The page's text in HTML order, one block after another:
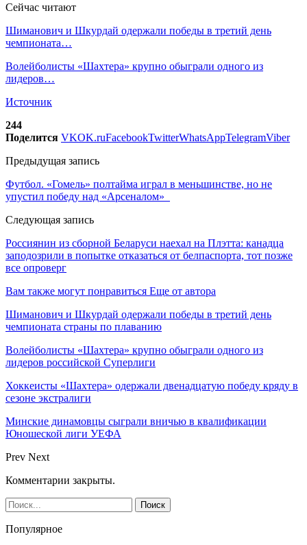
Сейчас читают
Шиманович и Шкурдай одержали победы в третий день
чемпионата…
Волейболисты «Шахтера» крупно обыграли одного из
лидеров…
Источник
244
Поделится VKOK.ruFacebookTwitterWhatsAppTelegramViber
Предыдущая запись
Футбол. «Гомель» полтайма играл в меньшинстве, но не
упустил победу над «Арсеналом»
Следующая запись
Россиянин из сборной Беларуси наехал на Плэтта: канадца
заподозрили в попытке отказаться от белпаспорта, тот позже
все опроверг
Вам также могут понравиться Еще от автора
Шиманович и Шкурдай одержали победы в третий день
чемпионата страны по плаванию
Волейболисты «Шахтера» крупно обыграли одного из
лидеров российской Суперлиги
Хоккеисты «Шахтера» одержали двенадцатую победу кряду в
сезоне экстралиги
Минские динамовцы сыграли вничью в квалификации
Юношеской лиги УЕФА
Prev Next
Комментарии закрыты.
Популярное